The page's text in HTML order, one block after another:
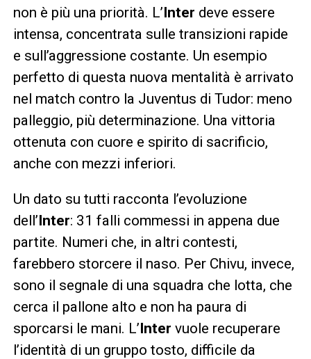
non è più una priorità. L’Inter deve essere
intensa, concentrata sulle transizioni rapide
e sull’aggressione costante. Un esempio
perfetto di questa nuova mentalità è arrivato
nel match contro la Juventus di Tudor: meno
palleggio, più determinazione. Una vittoria
ottenuta con cuore e spirito di sacrificio,
anche con mezzi inferiori.
Un dato su tutti racconta l’evoluzione
dell’Inter: 31 falli commessi in appena due
partite. Numeri che, in altri contesti,
farebbero storcere il naso. Per Chivu, invece,
sono il segnale di una squadra che lotta, che
cerca il pallone alto e non ha paura di
sporcarsi le mani. L’Inter vuole recuperare
l’identità di un gruppo tosto, difficile da